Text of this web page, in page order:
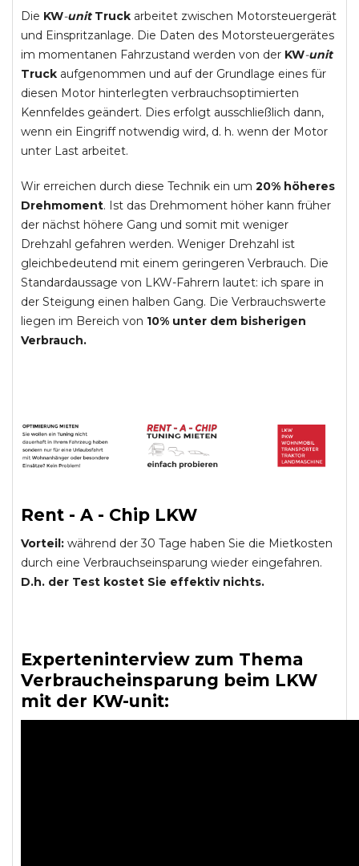
Die KW-unit Truck arbeitet zwischen Motorsteuergerät
und Einspritzanlage. Die Daten des Motorsteuergerätes
im momentanen Fahrzustand werden von der KW-unit
Truck aufgenommen und auf der Grundlage eines für
diesen Motor hinterlegten verbrauchsoptimierten
Kennfeldes geändert. Dies erfolgt ausschließlich dann,
wenn ein Eingriff notwendig wird, d. h. wenn der Motor
unter Last arbeitet.
Wir erreichen durch diese Technik ein um 20% höheres
Drehmoment. Ist das Drehmoment höher kann früher
der nächst höhere Gang und somit mit weniger
Drehzahl gefahren werden. Weniger Drehzahl ist
gleichbedeutend mit einem geringeren Verbrauch. Die
Standardaussage von LKW-Fahrern lautet: ich spare in
der Steigung einen halben Gang. Die Verbrauchswerte
liegen im Bereich von 10% unter dem bisherigen
Verbrauch.
Rent - A - Chip LKW
Vorteil: während der 30 Tage haben Sie die Mietkosten
durch eine Verbrauchseinsparung wieder eingefahren.
D.h. der Test kostet Sie effektiv nichts.
Experteninterview zum Thema
Verbraucheinsparung beim LKW
mit der KW-unit: